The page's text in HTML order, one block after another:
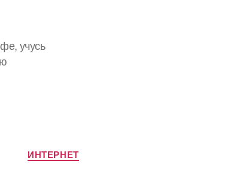
учусь
Рубрики
ИНТЕРНЕТ